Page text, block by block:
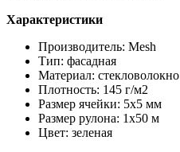
Характеристики
Производитель: Mesh
Тип: фасадная
Материал: стекловолокно
Плотность: 145 г/м2
Размер ячейки: 5х5 мм
Размер рулона: 1х50 м
Цвет: зеленая